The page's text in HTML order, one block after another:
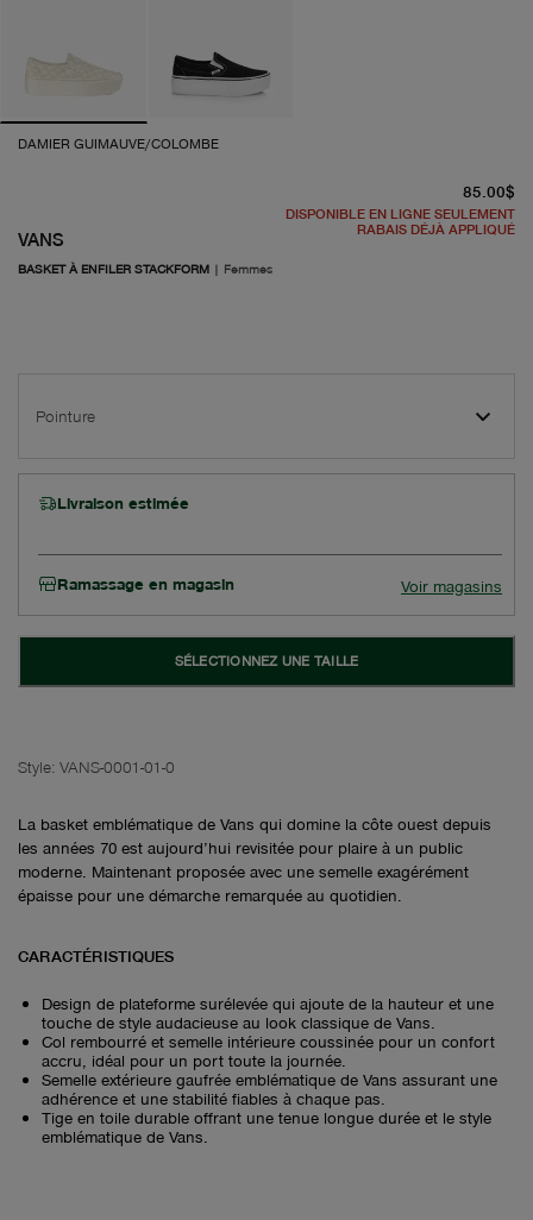
DAMIER GUIMAUVE/COLOMBE
VANS
BASKET À ENFILER STACKFORM | Femmes
85.00$
DISPONIBLE EN LIGNE SEULEMENT
RABAIS DÉJÀ APPLIQUÉ
Pointure
Livraison estimée
Ramassage en magasin Voir magasins
SÉLECTIONNEZ UNE TAILLE
Style: VANS-0001-01-0
La basket emblématique de Vans qui domine la côte ouest depuis
les années 70 est aujourd’hui revisitée pour plaire à un public
moderne. Maintenant proposée avec une semelle exagérément
épaisse pour une démarche remarquée au quotidien.
CARACTÉRISTIQUES
Design de plateforme surélevée qui ajoute de la hauteur et une
touche de style audacieuse au look classique de Vans.
Col rembourré et semelle intérieure coussinée pour un confort
accru, idéal pour un port toute la journée.
Semelle extérieure gaufrée emblématique de Vans assurant une
adhérence et une stabilité fiables à chaque pas.
Tige en toile durable offrant une tenue longue durée et le style
emblématique de Vans.